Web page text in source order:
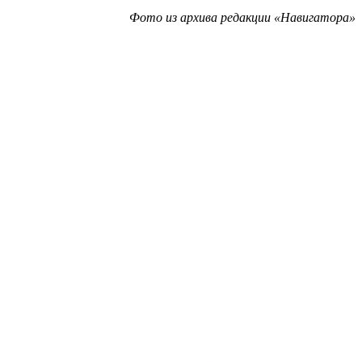
Фото из архива редакции «Навигатора»